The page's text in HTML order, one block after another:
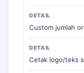
Custom jumlah
Cetak logo/teks